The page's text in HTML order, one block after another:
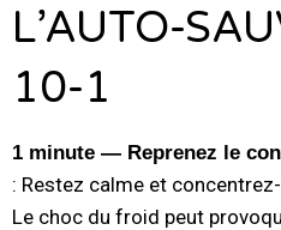
L’AUTO-
10-1
1 minute — Reprenez le
: Restez calme et
Le choc du froid peut